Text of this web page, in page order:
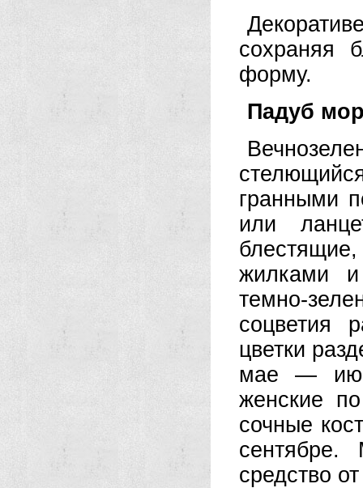
сохраняя
форму.
Падуб
гранными
или
жилками и
темно-
соцветия
цветки
мае —
женские
сочные
сентябре.
средство